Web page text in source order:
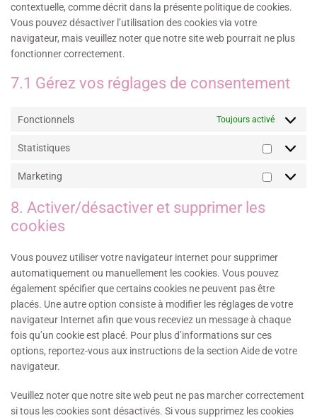
contextuelle, comme décrit dans la présente politique de cookies.
Vous pouvez désactiver l’utilisation des cookies via votre
navigateur, mais veuillez noter que notre site web pourrait ne plus
fonctionner correctement.
7.1 Gérez vos réglages de consentement
Fonctionnels Toujours activé
Statistiques
Marketing
8. Activer/désactiver et supprimer les
cookies
Vous pouvez utiliser votre navigateur internet pour supprimer
automatiquement ou manuellement les cookies. Vous pouvez
également spécifier que certains cookies ne peuvent pas être
placés. Une autre option consiste à modifier les réglages de votre
navigateur Internet afin que vous receviez un message à chaque
fois qu’un cookie est placé. Pour plus d’informations sur ces
options, reportez-vous aux instructions de la section Aide de votre
navigateur.
Veuillez noter que notre site web peut ne pas marcher correctement
si tous les cookies sont désactivés. Si vous supprimez les cookies